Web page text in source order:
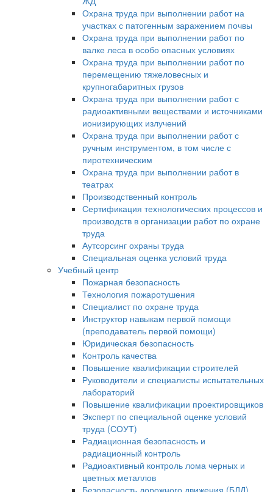
Охрана труда при выполнении работ на
участках с патогенным заражением почвы
Охрана труда при выполнении работ по
валке леса в особо опасных условиях
Охрана труда при выполнении работ по
перемещению тяжеловесных и
крупногабаритных грузов
Охрана труда при выполнении работ с
радиоактивными веществами и источниками
ионизирующих излучений
Охрана труда при выполнении работ с
ручным инструментом, в том числе с
пиротехническим
Охрана труда при выполнении работ в
театрах
Производственный контроль
Сертификация технологических процессов и
производств в организации работ по охране
труда
Аутсорсинг охраны труда
Специальная оценка условий труда
Учебный центр
Пожарная безопасность
Технология пожаротушения
Специалист по охране труда
Инструктор навыкам первой помощи
(преподаватель первой помощи)
Юридическая безопасность
Контроль качества
Повышение квалификации строителей
Руководители и специалисты испытательных
лабораторий
Повышение квалификации проектировщиков
Эксперт по специальной оценке условий
труда (СОУТ)
Радиационная безопасность и
радиационный контроль
Радиоактивный контроль лома черных и
цветных металлов
Безопасность дорожного движения (БДД)